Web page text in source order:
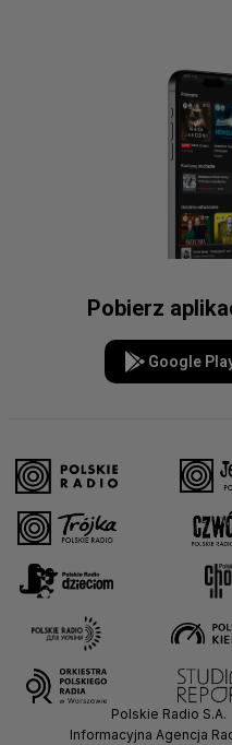
Pobierz
Google
Polskie Radio S.A.
Informacyjna Agencja